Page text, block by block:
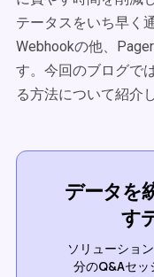
テータスをいち早く
Webhookの他、
す。今回のブログで
る方法について紹介
データを
す
ソリューショ
分のQ&Aセッ